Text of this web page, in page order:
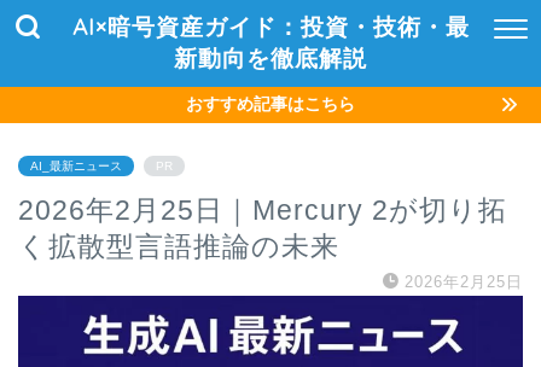
AI×暗号資産ガイド：投資・技術・最
新動向を徹底解説
おすすめ記事はこちら
AI_最新ニュース PR
2026年2月25日｜Mercury 2が切り拓
く拡散型言語推論の未来
2026年2月25日